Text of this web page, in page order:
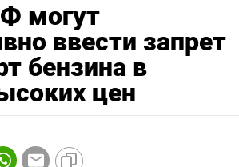
могут
ввести запрет
бензина в
цен